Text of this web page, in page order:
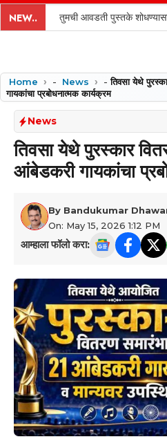
content
NEW.. तुमची आवडती पुस्तके
Home - News -तिवसा येथे
गायकांचा प्रबोधनात्मक कार्यक्रम
News
तिवसा येथे पुरस्कार
आंबेडकरी गायकांचा
By Bandukumar
On: May 15, 2026 1:12 PM
आम्हाला फॉलो करा: